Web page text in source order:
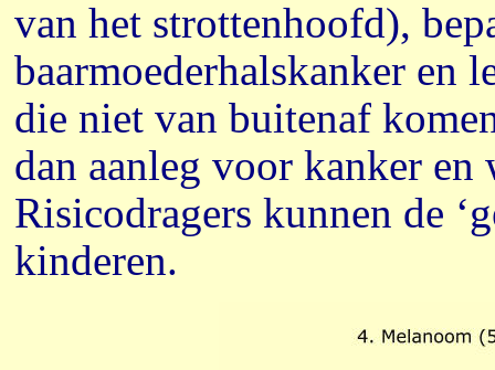
van het strottenhoofd),
baarmoederhalskanker en
die niet van buitenaf
dan aanleg voor kanker en
Risicodragers kunnen de
kinderen.